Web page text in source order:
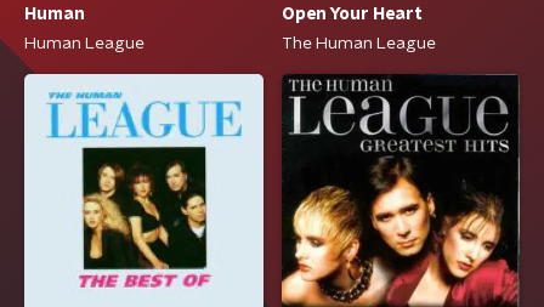
Human
Human League
Open Your Heart
The Human League